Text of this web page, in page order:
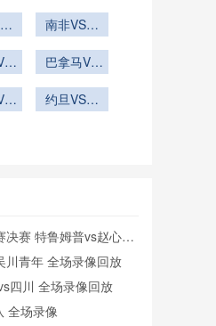
播
黑VS卡塔
南非VS韩
VS韩国在
巴拿马VS
播巴拿马
约旦VS阿
赛 特鲁姆普vs赵心童
川青年 全场录像回放
四川 全场录像回放
全场录像